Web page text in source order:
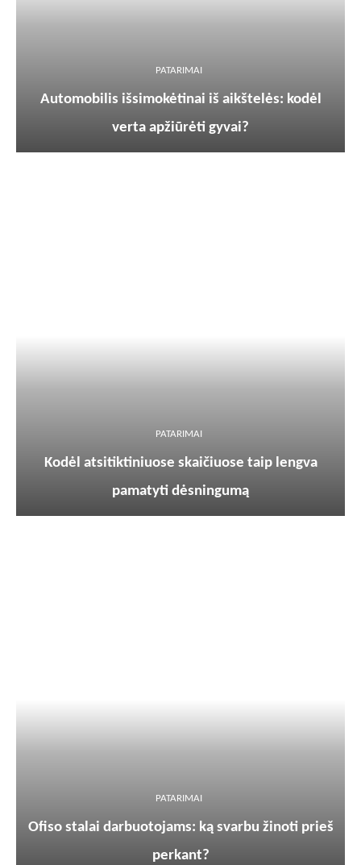
PATARIMAI
Automobilis išsimokėtinai iš aikštelės: kodėl
verta apžiūrėti gyvai?
PATARIMAI
Kodėl atsitiktiniuose skaičiuose taip lengva
pamatyti dėsningumą
PATARIMAI
Ofiso stalai darbuotojams: ką svarbu žinoti prieš
perkant?